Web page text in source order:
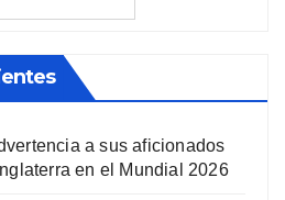
a sus aficionados
en el Mundial 2026